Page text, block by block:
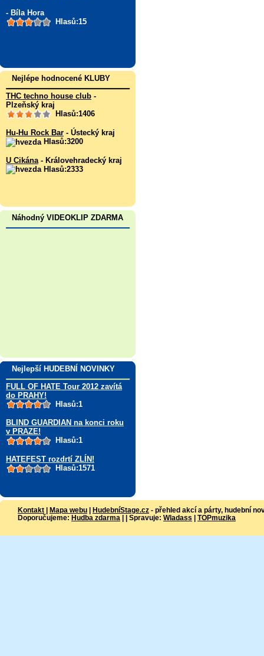
- Bíla Hora
Hlasů:15
Nejlépe hodnocené KLUBY
THC techno house club -
Plzeňský kraj
Hlasů:1406
Hu-Hu Rock Bar - Ústecký kraj
Hlasů:3200
U Cikána - Královehradecký kraj
Hlasů:2333
Náhodný VIDEOKLIP ZDARMA
Nejlepší HUDEBNÍ NOVINKY
FULL OF HATE Tour 2012 zavítá
do PRAHY!
Hlasů:1
BLIND GUARDIAN na konci roku
v PRAZE!
Hlasů:1
HATEFEST rozdrtí ZLÍN!
Hlasů:1571
Kontakt | Mapa webu | HudebníStage.cz - přehled akcí a párty, hudební
Doporučujeme: Hudba zdarma | | Spravuje: Wladass | TOPmuzika